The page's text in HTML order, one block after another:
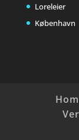
Loreleier
København